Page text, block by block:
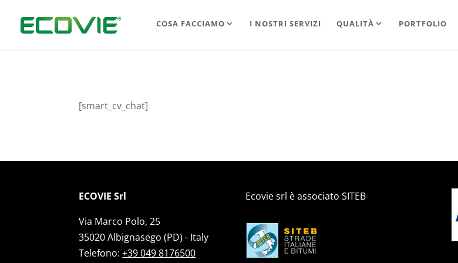
COSA FACCIAMO I NOSTRI SERVIZI QUALITÀ PORTFOLIO
[smart_cv_chat]
ECOVIE Srl
Via Marco Polo, 25
35020 Albignasego (PD) - Italy
Telefono:+39 049 8176500
Ecovie srl è associato SITEB